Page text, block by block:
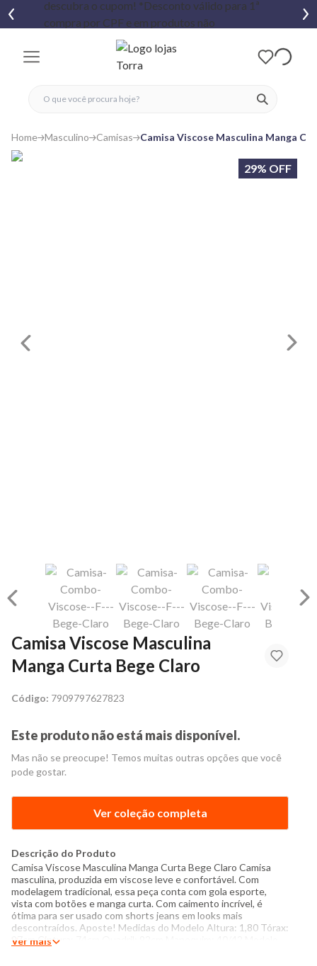
ver
fechar menu
fechar menu
favoritos
Home Masculino Camisas Camisa Viscose Masculina Manga
29% OFF
Camisa Viscose Masculina
Manga Curta Bege Claro
Código: 7909797627823
Este produto não está mais disponível.
Mas não se preocupe! Temos muitas outras opções que você
pode gostar.
Ver coleção completa
Descrição do Produto
Camisa Viscose Masculina Manga Curta Bege Claro Camisa
masculina, produzida em viscose leve e confortável. Com
modelagem tradicional, essa peça conta com gola esporte,
vista com botões e manga curta. Com caimento incrível, é
ótima para ser usado com shorts jeans em looks mais
descontraídos. Aposte! Medidas do Modelo Altura: 1,80 Tórax:
97cm Cintura: 74cm Quadril: 92cm Manequim: 40/42 Modelo
Ver mais